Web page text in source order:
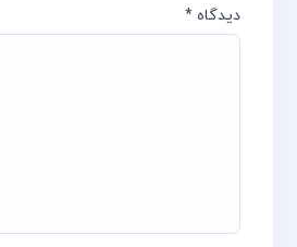
دیدگاه *